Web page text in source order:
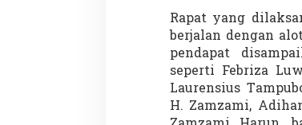
Rapat yang
berjalan dengan
pendapat
seperti Febriza
Laurensius
H. Zamzami,
Demonstrasi Gen-Z Guncang
Nepal, PM Mundur Mendadak
Setelah Gedung Parlemen Dibakar
12 September 2025
Menteri
Cegah
Di